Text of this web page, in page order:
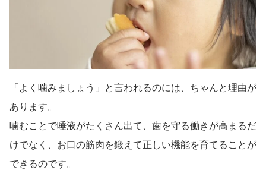
「よく噛みましょう」と言われるのには、ちゃんと理由が
あります。
噛むことで唾液がたくさん出て、歯を守る働きが高まるだ
けでなく、お口の筋肉を鍛えて正しい機能を育てることが
できるのです。